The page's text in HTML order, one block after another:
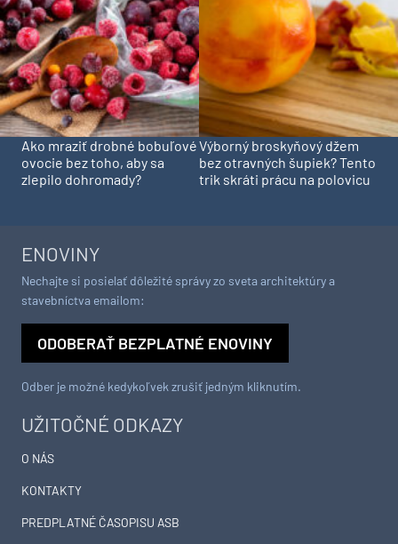
Ako mraziť drobné bobuľové
ovocie bez toho, aby sa
zlepilo dohromady?
Výborný broskyňový džem
bez otravných šupiek? Tento
trik skráti prácu na polovicu
UŽITOČNÉ ODKAZY
O NÁS
KONTAKTY
PREDPLATNÉ ČASOPISU ASB
ENOVINY
Nechajte si posielať dôležité správy zo sveta architektúry a
stavebníctva emailom:
ODOBERAŤ BEZPLATNÉ ENOVINY
Odber je možné kedykoľvek zrušiť jedným kliknutím.